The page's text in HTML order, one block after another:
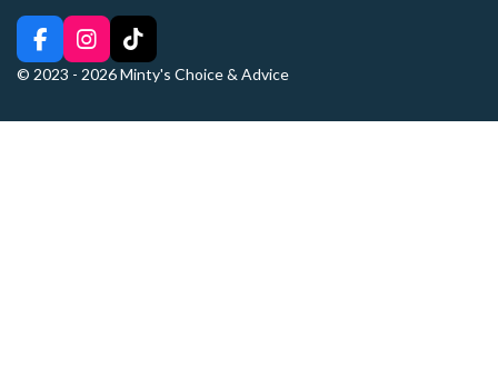
F
a
I
n
T
i
© 2023 - 2026 Minty's Choice & Advice